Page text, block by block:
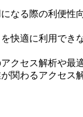
なる際の利便性
快適に利用でき
クセス解析や最
関わるアクセス